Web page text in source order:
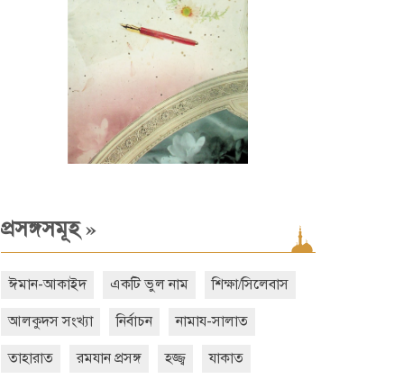
প্রসঙ্গসমূহ»
ঈমান-আকাইদ একটি ভুল নাম শিক্ষা/সিলেবাস
আলকুদস সংখ্যা নির্বাচন নামায-সালাত
তাহারাত রমযান প্রসঙ্গ হজ্জ্ব যাকাত